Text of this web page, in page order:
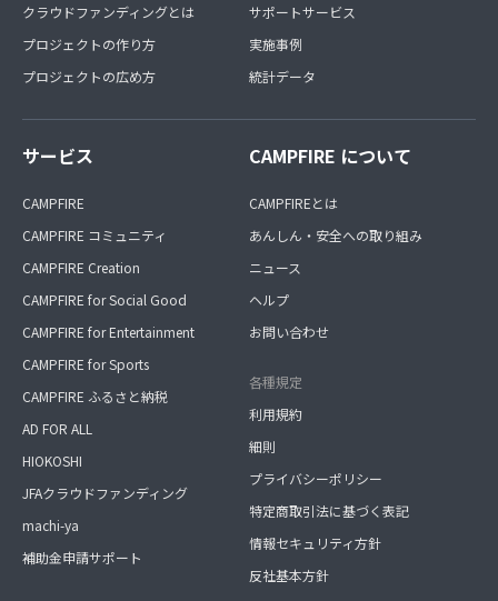
クラウドファンディングとは
プロジェクトの作り方
プロジェクトの広め方
サポートサービス
実施事例
統計データ
サービス
CAMPFIRE
CAMPFIRE コミュニティ
CAMPFIRE Creation
CAMPFIRE for Social Good
CAMPFIRE for Entertainment
CAMPFIRE for Sports
CAMPFIRE ふるさと納税
AD FOR ALL
HIOKOSHI
JFAクラウドファンディング
machi-ya
補助金申請サポート
CAMPFIRE について
CAMPFIREとは
あんしん・安全への取り組み
ニュース
ヘルプ
お問い合わせ
各種規定
利用規約
細則
プライバシーポリシー
特定商取引法に基づく表記
情報セキュリティ方針
反社基本方針